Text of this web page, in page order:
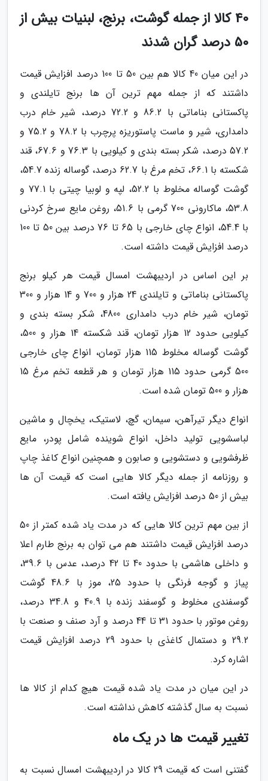
40 کالا از جمله گوشت، برنج، لبنیات بیش از
50 درصد گران شدند
در این میان 40 کالا هم بین 50 تا 100 درصد افزایش قیمت
داشتند که از جمله مهم ترین آن ها برنج تایلندی و
پاکستانی بناماتی با 86.2 و 72.2 درصد، شیر خام درب
دامداری، شیر و ماست پاستوریزه پرچرب با 78.2 و 75.2 و
57.2 درصد، شکر بسته بندی و کیلویی با 76.3 و 67.6، قند
شکسته با 66.1، تخم مرغ با 62.7 درصد، گوساله زنده 54.7،
گوشت گوساله مخلوط با 52.2، لپه و لوبیا چیتی با 77.1 و
53.8، ماکارونی 700 گرمی با 51.6، روغن مایع سرخ کردنی
با 54.4، انواع چای خارجی با 65 تا 76 درصد بین 50 تا 100
درصد افزایش قیمت داشته است.
بر این اساس در اردیبهشت امسال قیمت هر کیلو برنج
پاکستانی بناماتی و تایلندی 24 هزار و 700 و 14 هزار و 300
تومان، شیر خام درب دامداری 4800، شکر بسته بندی و
کیلویی حدود 12 هزار تومان، قند شکسته 14 هزار و 500،
گوشت گوساله مخلوط 115 هزار تومان، انواع چای خارجی
500 گرمی حدود 115 هزار تومان و هر قطعه تخم مرغ 15
هزار و 500 تومان شده است.
انواع دیگر تیرآهن، سیمان، گچ، لاستیک، یخچال و ماشین
لباسشویی تولید داخل، انواع شوینده شامل پودر، مایع
ظرفشویی و دستشویی و صابون و همچنین انواع کاغذ چاپ
و روزنامه از جمله دیگر کالا هایی است که قیمت آن ها
بیش از 50 درصد افزایش یافته است.
از بین مهم ترین کالا هایی که در مدت یاد شده کمتر از 50
درصد افزایش قیمت داشتند هم می توان به برنج طارم اعلا
و داخلی هاشمی با حدود 40 تا 42 درصد، عدس با 39.6،
پیاز و گوجه فرنگی با حدود 25، موز با 48.6 گوشت
گوسفندی مخلوط و گوسفند زنده با 40.9 و 34.8 درصد،
روغن موتور با حدود 31 تا 44 درصد و آرد صنف و صنعت با
29.2 و دستمال کاغذی با حدود 29 درصد افزایش قیمت
اشاره کرد.
در این میان در مدت یاد شده قیمت هیچ کدام از کالا ها
نسبت به سال گذشته کاهش نداشته است.
تغییر قیمت ها در یک ماه
گفتنی است که قیمت 29 کالا در اردیبهشت امسال نسبت به